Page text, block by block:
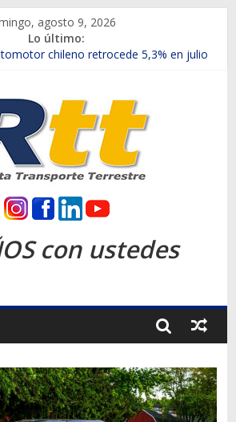
agosto 9, 2026
Lo último:
internacional en lanzar la nueva
electrificados de Chevrolet en el Biobío
con nuevas sucursales en Rancagua y
presentó la recién estrenada Bolden en
2026
con ustedes